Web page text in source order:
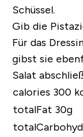
Schüssel.
Gib die
Für das
gibst sie
Salat
calories 300
totalFat 30g